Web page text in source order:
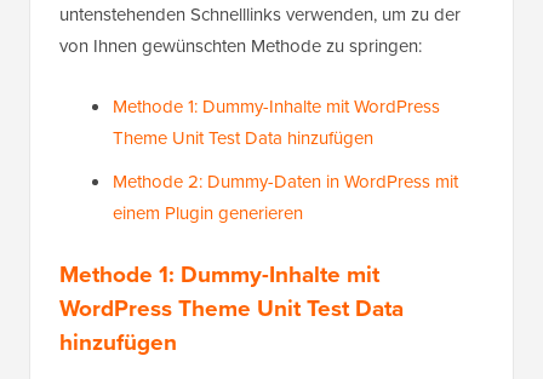
untenstehenden Schnelllinks verwenden, um zu der
von Ihnen gewünschten Methode zu springen:
Methode 1: Dummy-Inhalte mit WordPress
Theme Unit Test Data hinzufügen
Methode 2: Dummy-Daten in WordPress mit
einem Plugin generieren
Methode 1: Dummy-Inhalte mit
WordPress Theme Unit Test Data
hinzufügen